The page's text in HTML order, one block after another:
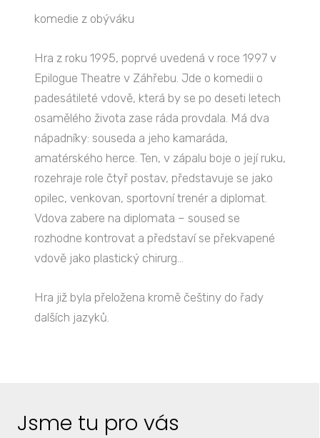
komedie z obýváku
Hra z roku 1995, poprvé uvedená v roce 1997 v
Epilogue Theatre v Záhřebu. Jde o komedii o
padesátileté vdově, která by se po deseti letech
osamělého života zase ráda provdala. Má dva
nápadníky: souseda a jeho kamaráda,
amatérského herce. Ten, v zápalu boje o její ruku,
rozehraje role čtyř postav, představuje se jako
opilec, venkovan, sportovní trenér a diplomat.
Vdova zabere na diplomata – soused se
rozhodne kontrovat a představí se překvapené
vdově jako plastický chirurg...
Hra již byla přeložena kromě češtiny do řady
dalších jazyků.
Jsme tu pro vás